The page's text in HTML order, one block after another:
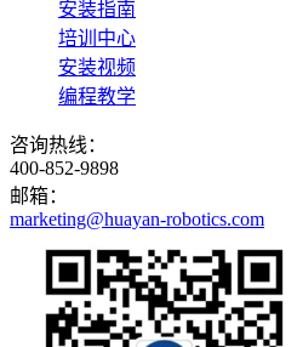
安装指南
培训中心
安装视频
编程教学
咨询热线：
400-852-9898
邮箱：
marketing@huayan-robotics.com